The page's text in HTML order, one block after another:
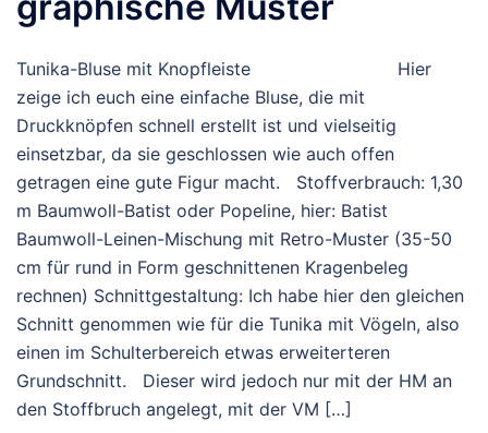
Tunika-Bluse mit Knopfleiste Hier
zeige ich euch eine einfache Bluse, die mit
Druckknöpfen schnell erstellt ist und vielseitig
einsetzbar, da sie geschlossen wie auch offen
getragen eine gute Figur macht. Stoffverbrauch: 1,30
m Baumwoll-Batist oder Popeline, hier: Batist
Baumwoll-Leinen-Mischung mit Retro-Muster (35-50
cm für rund in Form geschnittenen Kragenbeleg
rechnen) Schnittgestaltung: Ich habe hier den gleichen
Schnitt genommen wie für die Tunika mit Vögeln, also
einen im Schulterbereich etwas erweiterteren
Grundschnitt. Dieser wird jedoch nur mit der HM an
den Stoffbruch angelegt, mit der VM […]